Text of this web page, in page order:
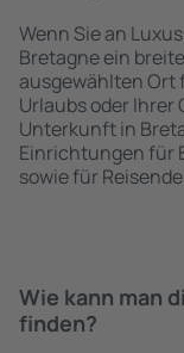
Wenn Sie an
Bretagne ein
ausgewählten Ort
Urlaubs oder Ihrer
Unterkunft in
Einrichtungen für
sowie für
Wie kann man
finden?